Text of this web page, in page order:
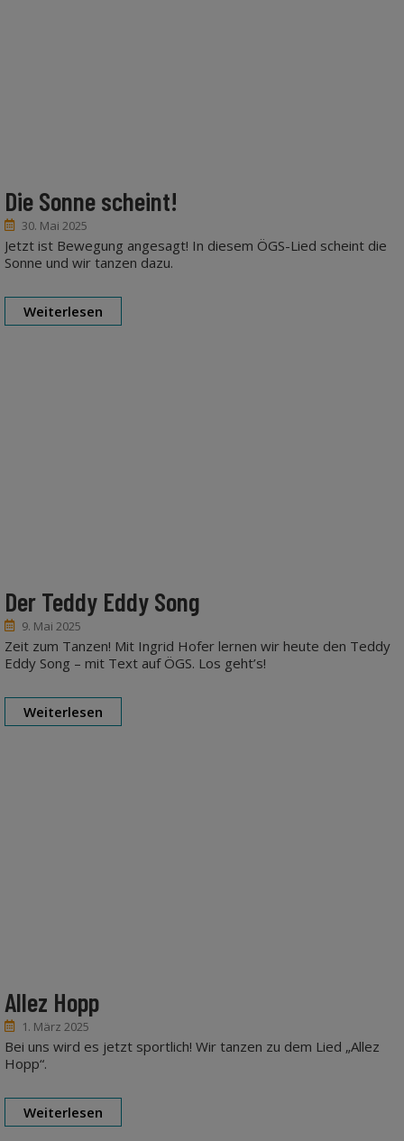
Die Sonne scheint!
30. Mai 2025
Jetzt ist Bewegung angesagt! In diesem ÖGS-Lied scheint die
Sonne und wir tanzen dazu.
Weiterlesen
Der Teddy Eddy Song
9. Mai 2025
Zeit zum Tanzen! Mit Ingrid Hofer lernen wir heute den Teddy
Eddy Song – mit Text auf ÖGS. Los geht’s!
Weiterlesen
Allez Hopp
1. März 2025
Bei uns wird es jetzt sportlich! Wir tanzen zu dem Lied „Allez
Hopp“.
Weiterlesen